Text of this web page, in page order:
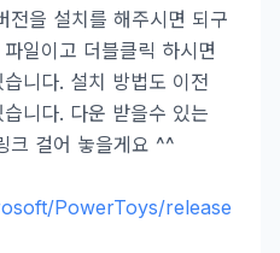
전을 설치를 해주시면 되구
일이고 더블클릭 하시면
니다. 설치 방법도 이전
니다. 다운 받을수 있는
크 걸어 놓을게요 ^^
PowerToys/release